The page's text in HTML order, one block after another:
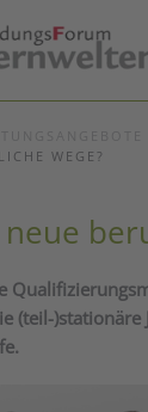
springen
WEGE?
(teil-)stationäre